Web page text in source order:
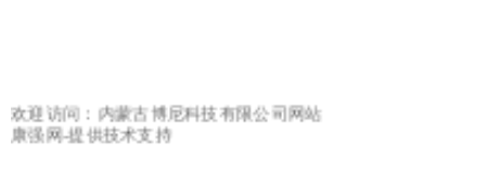
欢迎访问：内蒙古博尼科技有限公司网站
康强网-提供技术支持